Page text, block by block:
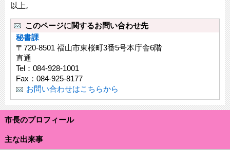
市長のプロフィール
主な出来事
以上。
このページに関するお問い合わせ先
秘書課
〒720-8501 福山市東桜町3番5号本庁舎6階
直通
Tel：084-928-1001
Fax：084-925-8177
お問い合わせはこちらから